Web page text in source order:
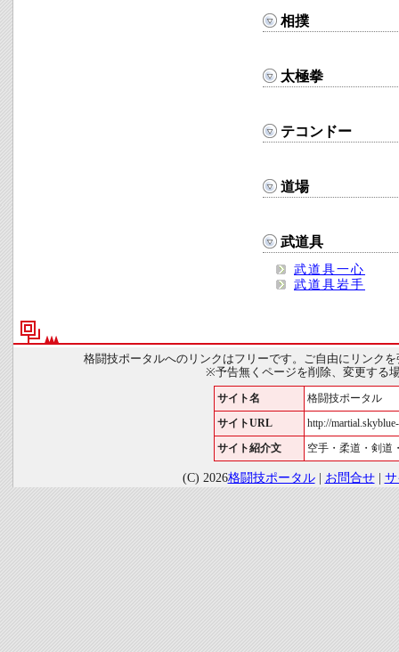
相撲
太極拳
テコンドー
道場
武道具
武道具一心
武道具岩手
格闘技ポータルへのリンクはフリーです。ご自由にリンク
※予告無くページを削除、変更する
サイト名 格闘技ポータル
サイトURL http://
サイト紹介文 空手・柔道・剣道
(C) 2026格闘技ポータル| お問合せ|